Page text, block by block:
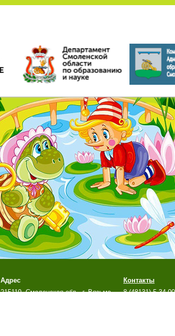
Адрес
215119, Смоленская обл., г. Вязьма,
Контакты
8 (48131) 5-34-00